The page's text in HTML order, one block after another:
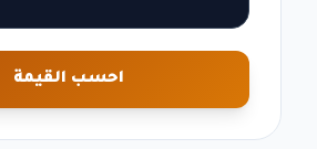
احسب القيمة